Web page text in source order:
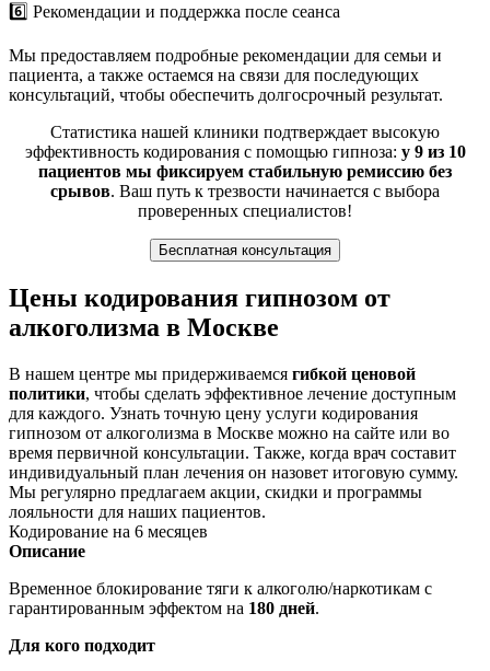
6️⃣ Рекомендации и поддержка после сеанса
Мы предоставляем подробные рекомендации для семьи и
пациента, а также остаемся на связи для последующих
консультаций, чтобы обеспечить долгосрочный результат.
Статистика нашей клиники подтверждает высокую
эффективность кодирования с помощью гипноза: у 9 из 10
пациентов мы фиксируем стабильную ремиссию без
срывов. Ваш путь к трезвости начинается с выбора
проверенных специалистов!
Бесплатная консультация
Цены кодирования гипнозом от
алкоголизма в Москве
В нашем центре мы придерживаемся гибкой ценовой
политики, чтобы сделать эффективное лечение доступным
для каждого. Узнать точную цену услуги кодирования
гипнозом от алкоголизма в Москве можно на сайте или во
время первичной консультации. Также, когда врач составит
индивидуальный план лечения он назовет итоговую сумму.
Мы регулярно предлагаем акции, скидки и программы
лояльности для наших пациентов.
Кодирование на 6 месяцев
Описание
Временное блокирование тяги к алкоголю/наркотикам с
гарантированным эффектом на 180 дней.
Для кого подходит